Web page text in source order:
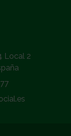
Local 2